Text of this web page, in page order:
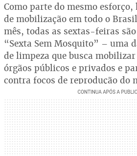
Como parte do mesmo esforço,
de mobilização em todo o
mês, todas as sextas-feiras
“Sexta Sem Mosquito” – uma
de limpeza que busca
órgãos públicos e privados e
contra focos de reprodução do